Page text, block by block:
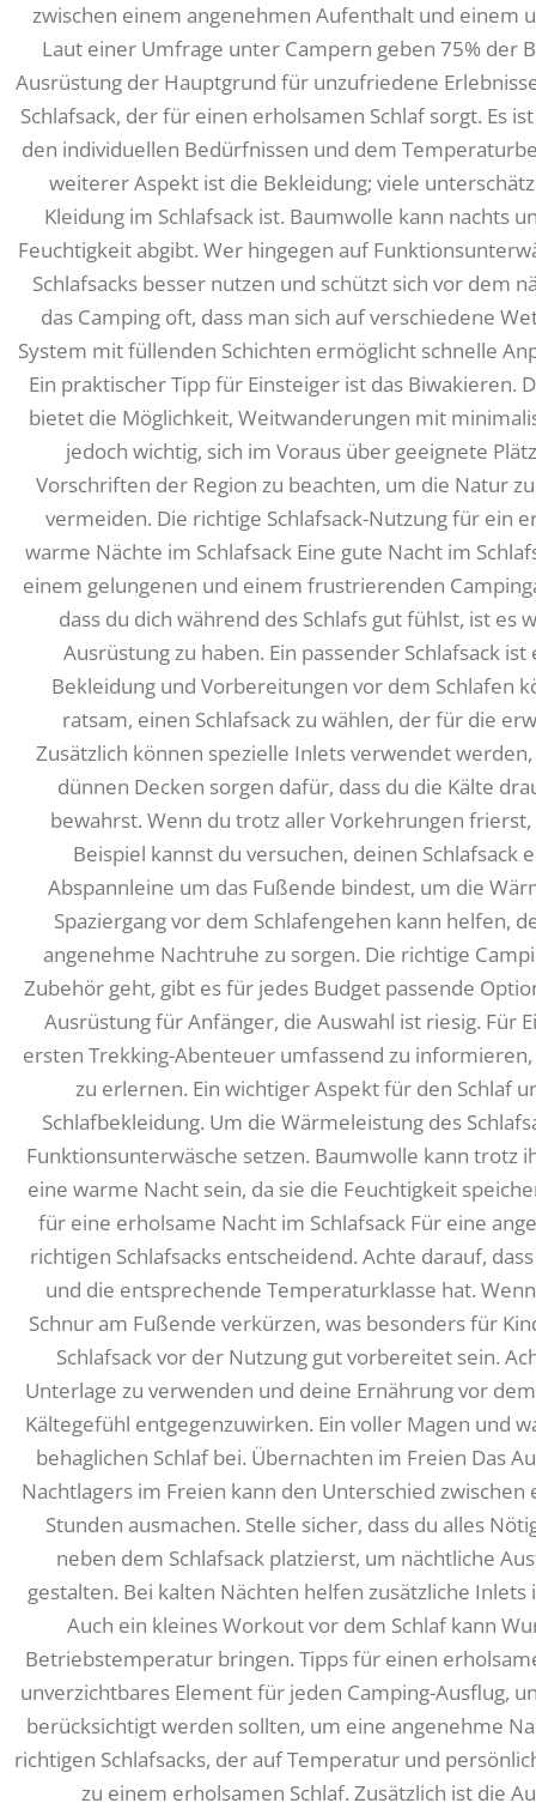
zwischen einem angenehmen Aufenthalt und einem
Laut einer Umfrage unter Campern geben 75% der
Ausrüstung der Hauptgrund für unzufriedene
Schlafsack, der für einen erholsamen Schlaf sorgt. Es
den individuellen Bedürfnissen und dem
weiterer Aspekt ist die Bekleidung; viele
Kleidung im Schlafsack ist. Baumwolle kann nachts
Feuchtigkeit abgibt. Wer hingegen auf
Schlafsacks besser nutzen und schützt sich vor dem
das Camping oft, dass man sich auf verschiedene
System mit füllenden Schichten ermöglicht schnelle
Ein praktischer Tipp für Einsteiger ist das Biwakieren.
bietet die Möglichkeit, Weitwanderungen mit
jedoch wichtig, sich im Voraus über geeignete
Vorschriften der Region zu beachten, um die Natur
vermeiden. Die richtige Schlafsack-Nutzung für ein
warme Nächte im Schlafsack Eine gute Nacht im
einem gelungenen und einem frustrierenden
dass du dich während des Schlafs gut fühlst, ist es
Ausrüstung zu haben. Ein passender Schlafsack
Bekleidung und Vorbereitungen vor dem Schlafen
ratsam, einen Schlafsack zu wählen, der für die
Zusätzlich können spezielle Inlets verwendet
dünnen Decken sorgen dafür, dass du die Kälte
bewahrst. Wenn du trotz aller Vorkehrungen
Beispiel kannst du versuchen, deinen Schlafsack
Abspannleine um das Fußende bindest, um die
Spaziergang vor dem Schlafengehen kann helfen,
angenehme Nachtruhe zu sorgen. Die richtige
Zubehör geht, gibt es für jedes Budget passende
Ausrüstung für Anfänger, die Auswahl ist riesig. Für
ersten Trekking-Abenteuer umfassend zu
zu erlernen. Ein wichtiger Aspekt für den Schlaf
Schlafbekleidung. Um die Wärmeleistung des
Funktionsunterwäsche setzen. Baumwolle kann trotz
eine warme Nacht sein, da sie die Feuchtigkeit
für eine erholsame Nacht im Schlafsack Für eine
richtigen Schlafsacks entscheidend. Achte darauf,
und die entsprechende Temperaturklasse hat.
Schnur am Fußende verkürzen, was besonders für
Schlafsack vor der Nutzung gut vorbereitet sein.
Unterlage zu verwenden und deine Ernährung vor
Kältegefühl entgegenzuwirken. Ein voller Magen und
behaglichen Schlaf bei. Übernachten im Freien Das
Nachtlagers im Freien kann den Unterschied
Stunden ausmachen. Stelle sicher, dass du alles
neben dem Schlafsack platzierst, um nächtliche
gestalten. Bei kalten Nächten helfen zusätzliche
Auch ein kleines Workout vor dem Schlaf kann
Betriebstemperatur bringen. Tipps für einen
unverzichtbares Element für jeden Camping-Ausflug,
berücksichtigt werden sollten, um eine angenehme
richtigen Schlafsacks, der auf Temperatur und
zu einem erholsamen Schlaf. Zusätzlich ist die